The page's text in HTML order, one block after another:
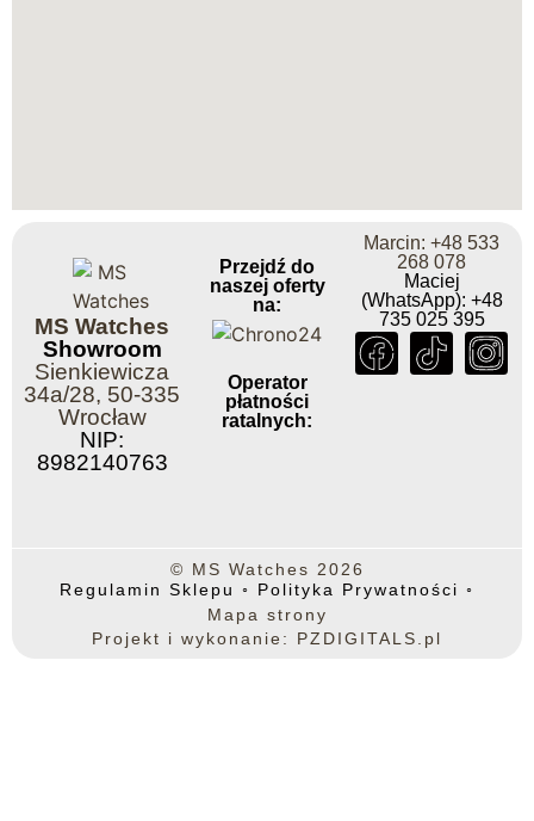
MS Watches
Showroom
Sienkiewicza
34a/28, 50-335
Wrocław
NIP:
8982140763
Przejdź do
naszej oferty
na:
Operator
płatności
ratalnych:
Marcin: +48 533
268 078
Maciej
(WhatsApp): +48
735 025 395
© MS Watches 2026
Regulamin Sklepu ◦ Polityka Prywatności ◦
Mapa strony
Projekt i wykonanie: PZDIGITALS.pl